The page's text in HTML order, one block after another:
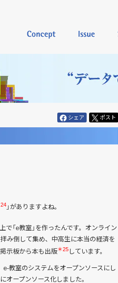
シェア ポスト
」がありますよね。
「e教室」を作ったんです。オンライン
み倒して集め、中高生に本当の経済を
示板から本も出版＊25 しています。
教室のシステムをオープンソースにし
オープンソース化しました。